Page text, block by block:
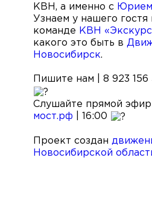
КВН, а именно с
Узнаем у нашего гостя
команде КВН
какого это быть в
Новосибирск.
Пишите нам | 8 923
Слушайте прямой эфир
мост.рф | 16:00
Проект создан
Новосибирской